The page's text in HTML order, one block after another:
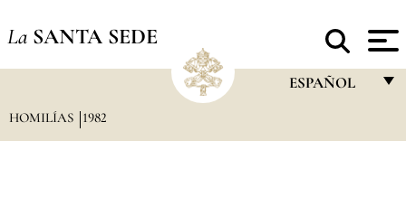
La SANTA SEDE
ESPAÑOL
HOMILÍAS 1982